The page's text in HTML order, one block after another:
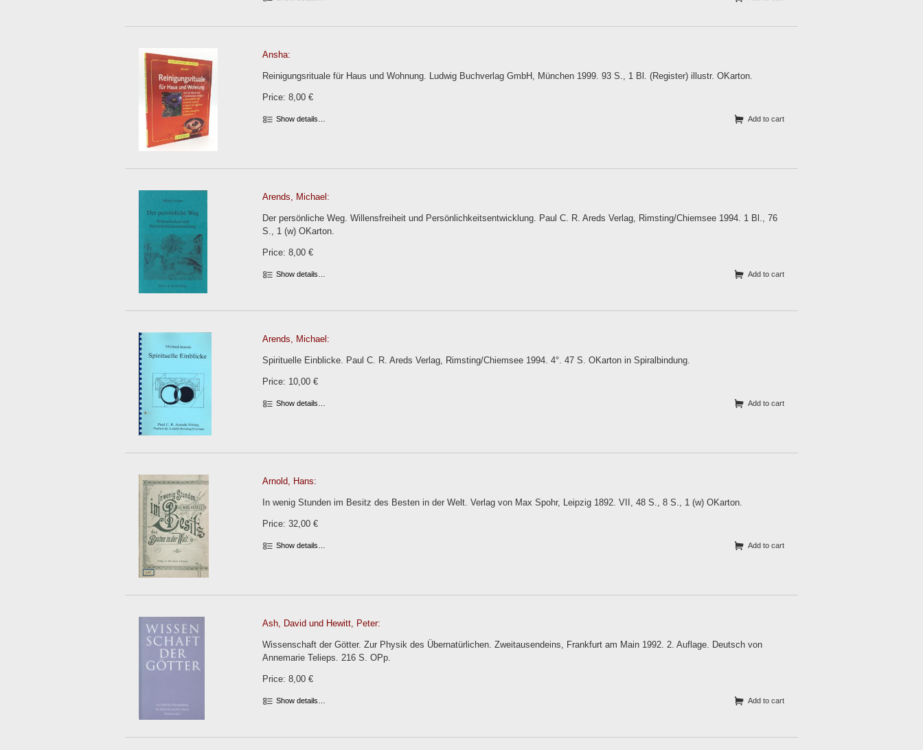
Ansha:
Reinigungsrituale für Haus und Wohnung. Ludwig Buchverlag GmbH, München 1999. 93 S., 1 Bl. (Register) illustr. OKarton.
Price: 8,00 €
Show details… Add to cart
Arends, Michael:
Der persönliche Weg. Willensfreiheit und Persönlichkeitsentwicklung. Paul C. R. Areds Verlag, Rimsting/Chiemsee 1994. 1 Bl., 76
S., 1 (w) OKarton.
Price: 8,00 €
Show details… Add to cart
Arends, Michael:
Spirituelle Einblicke. Paul C. R. Areds Verlag, Rimsting/Chiemsee 1994. 4°. 47 S. OKarton in Spiralbindung.
Price: 10,00 €
Show details… Add to cart
Arnold, Hans:
In wenig Stunden im Besitz des Besten in der Welt. Verlag von Max Spohr, Leipzig 1892. VII, 48 S., 8 S., 1 (w) OKarton.
Price: 32,00 €
Show details… Add to cart
Ash, David und Hewitt, Peter:
Wissenschaft der Götter. Zur Physik des Übernatürlichen. Zweitausendeins, Frankfurt am Main 1992. 2. Auflage. Deutsch von
Annemarie Telieps. 216 S. OPp.
Price: 8,00 €
Show details… Add to cart